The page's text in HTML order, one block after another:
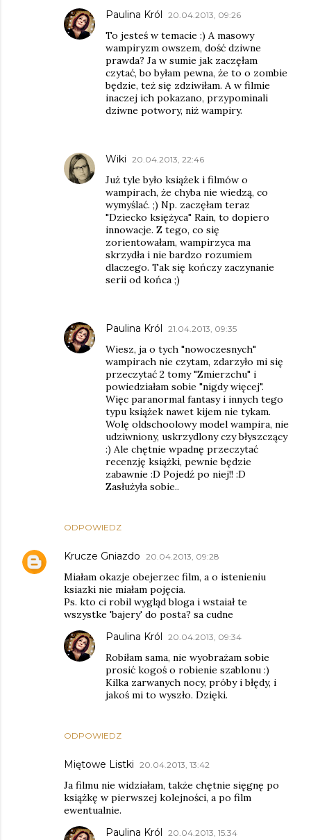
ODPOWIEDZ
Paulina Król 20.04.2013, 09:26
To jesteś w temacie :) A masowy
wampiryzm owszem, dość dziwne
prawda? Ja w sumie jak zaczęłam
czytać, bo byłam pewna, że to o zombie
będzie, też się zdziwiłam. A w filmie
inaczej ich pokazano, przypominali
dziwne potwory, niż wampiry.
Wiki 20.04.2013, 22:46
Już tyle było książek i filmów o
wampirach, że chyba nie wiedzą, co
wymyślać. ;) Np. zaczęłam teraz
"Dziecko księżyca" Rain, to dopiero
innowacje. Z tego, co się
zorientowałam, wampirzyca ma
skrzydła i nie bardzo rozumiem
dlaczego. Tak się kończy zaczynanie
serii od końca ;)
Paulina Król 21.04.2013, 09:35
Wiesz, ja o tych "nowoczesnych"
wampirach nie czytam, zdarzyło mi się
przeczytać 2 tomy "Zmierzchu" i
powiedziałam sobie "nigdy więcej".
Więc paranormal fantasy i innych tego
typu książek nawet kijem nie tykam.
Wolę oldschoolowy model wampira, nie
udziwniony, uskrzydlony czy błyszczący
:) Ale chętnie wpadnę przeczytać
recenzję książki, pewnie będzie
zabawnie :D Pojedź po niej!! :D
Zasłużyła sobie..
Krucze Gniazdo 20.04.2013, 09:28
Miałam okazje obejerzec film, a o istenieniu
ksiazki nie miałam pojęcia.
Ps. kto ci robil wygląd bloga i wstaiał te
wszystke 'bajery' do posta? sa cudne
ODPOWIEDZ
Paulina Król 20.04.2013, 09:34
Robiłam sama, nie wyobrażam sobie
prosić kogoś o robienie szablonu :)
Kilka zarwanych nocy, próby i błędy, i
jakoś mi to wyszło. Dzięki.
Miętowe Listki 20.04.2013, 13:42
Ja filmu nie widziałam, także chętnie sięgnę po
książkę w pierwszej kolejności, a po film
ewentualnie.
Paulina Król 20.04.2013, 15:34